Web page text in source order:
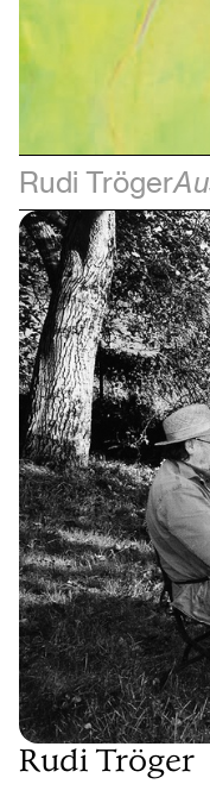
Rudi Tröger
Rudi Tröger